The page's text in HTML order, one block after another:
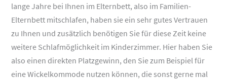
lange Jahre bei Ihnen im Elternbett, also im Familien-
Elternbett mitschlafen, haben sie ein sehr gutes Vertrauen
zu Ihnen und zusätzlich benötigen Sie für diese Zeit keine
weitere Schlafmöglichkeit im Kinderzimmer. Hier haben Sie
also einen direkten Platzgewinn, den Sie zum Beispiel für
eine Wickelkommode nutzen können, die sonst gerne mal